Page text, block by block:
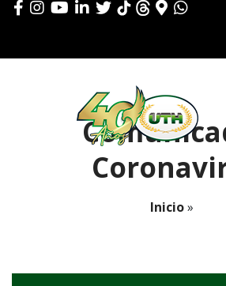
Inicio»